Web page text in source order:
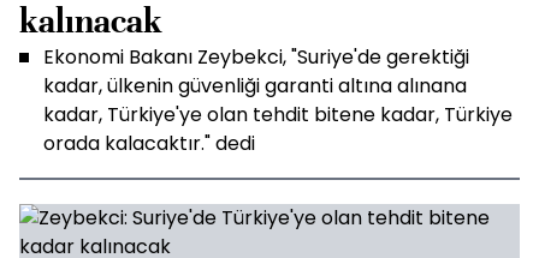
kalınacak
Ekonomi Bakanı Zeybekci, "Suriye'de gerektiği
kadar, ülkenin güvenliği garanti altına alınana
kadar, Türkiye'ye olan tehdit bitene kadar, Türkiye
orada kalacaktır." dedi